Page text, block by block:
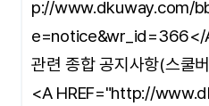
p://www.dkuway.com/
e=notice&wr_id=366</
관련 종합 공지사항(스쿨
<A HREF="http://